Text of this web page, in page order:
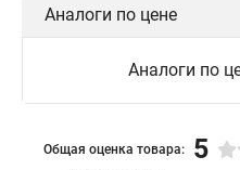
Аналоги по цене
Аналоги по
Общая оценка товара: 5